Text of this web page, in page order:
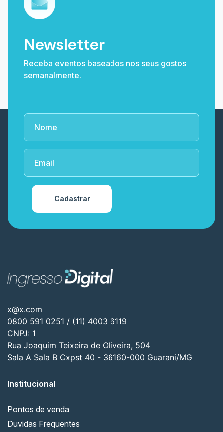
Newsletter
Receba eventos baseados nos seus gostos
semanalmente.
Cadastrar
x@x.com
0800 591 0251 / (11) 4003 6119
CNPJ: 1
Rua Joaquim Teixeira de Oliveira, 504
Sala A Sala B Cxpst 40 - 36160-000 Guarani/MG
Institucional
Pontos de venda
Duvidas Frequentes